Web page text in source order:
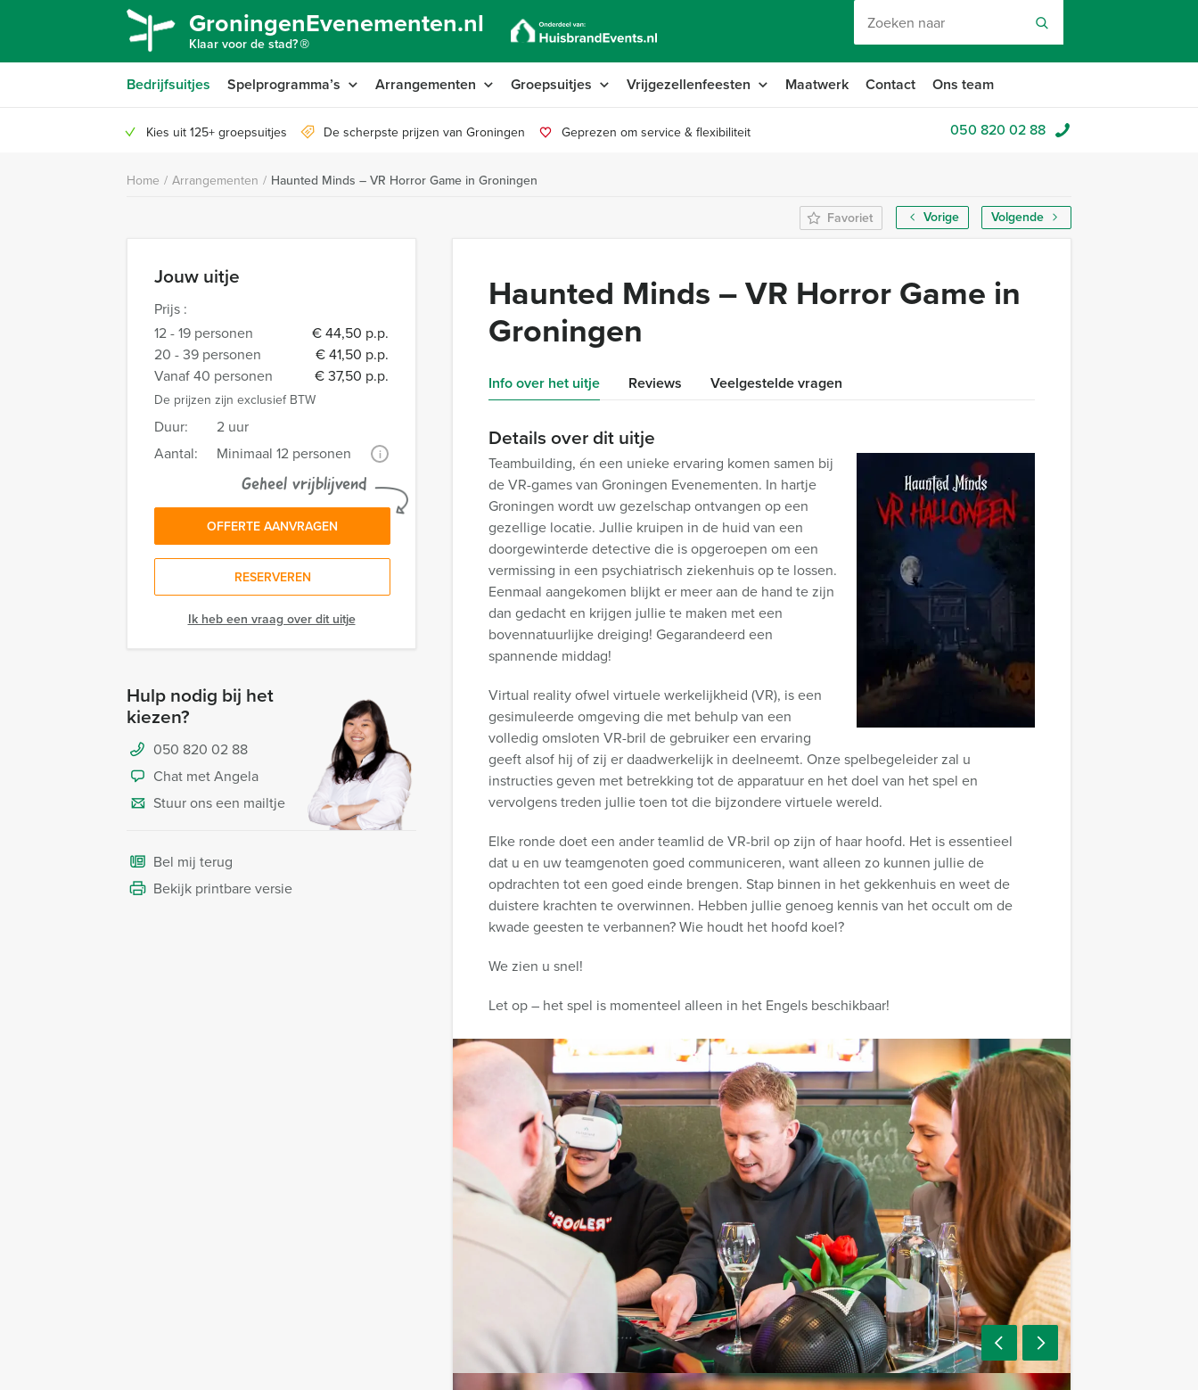
GroningenEvenementen.nl
Klaar voor de stad?®
Bedrijfsuitjes Spelprogramma’s Arrangementen Groepsuitjes Vrijgezellenfeesten Maatwerk Contact Ons team
Kies uit 125+ groepsuitjes De scherpste prijzen van Groningen Geprezen om service & flexibiliteit 050 820 02 88
Home / Arrangementen / Haunted Minds – VR Horror Game in Groningen
Vorige
Volgende
Favoriet
Jouw uitje
Prijs :
12 - 19 personen
€ 44,50 p.p.
20 - 39 personen
€ 41,50 p.p.
Vanaf 40 personen
€ 37,50 p.p.
De prijzen zijn exclusief BTW
Duur:
2 uur
Aantal:
Minimaal 12 personen i
Geheel vrijblijvend
OFFERTE AANVRAGEN
RESERVEREN
Ik heb een vraag over dit uitje
Hulp nodig bij het
kiezen?
050 820 02 88
Chat met Angela
Stuur ons een mailtje
Bel mij terug
Bekijk printbare versie
Haunted Minds – VR Horror Game in
Groningen
Info over het uitje Reviews Veelgestelde vragen
Details over dit uitje
Teambuilding, én een unieke ervaring komen samen bij
de VR-games van Groningen Evenementen. In hartje
Groningen wordt uw gezelschap ontvangen op een
gezellige locatie. Jullie kruipen in de huid van een
doorgewinterde detective die is opgeroepen om een
vermissing in een psychiatrisch ziekenhuis op te lossen.
Eenmaal aangekomen blijkt er meer aan de hand te zijn
dan gedacht en krijgen jullie te maken met een
bovennatuurlijke dreiging! Gegarandeerd een
spannende middag!
Virtual reality ofwel virtuele werkelijkheid (VR), is een
gesimuleerde omgeving die met behulp van een
volledig omsloten VR-bril de gebruiker een ervaring
geeft alsof hij of zij er daadwerkelijk in deelneemt. Onze spelbegeleider zal u
instructies geven met betrekking tot de apparatuur en het doel van het spel en
vervolgens treden jullie toen tot die bijzondere virtuele wereld.
Elke ronde doet een ander teamlid de VR-bril op zijn of haar hoofd. Het is essentieel
dat u en uw teamgenoten goed communiceren, want alleen zo kunnen jullie de
opdrachten tot een goed einde brengen. Stap binnen in het gekkenhuis en weet de
duistere krachten te overwinnen. Hebben jullie genoeg kennis van het occult om de
kwade geesten te verbannen? Wie houdt het hoofd koel?
We zien u snel!
Let op – het spel is momenteel alleen in het Engels beschikbaar!